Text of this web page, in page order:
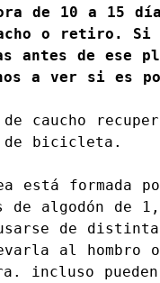
de 10 a 15
o retiro. Si
antes de ese
a ver si es
caucho
de bicicleta.
está formada
de algodón de
de
al hombro o
incluso